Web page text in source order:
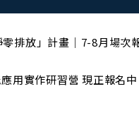
7-8月場次報名中
現正報名中